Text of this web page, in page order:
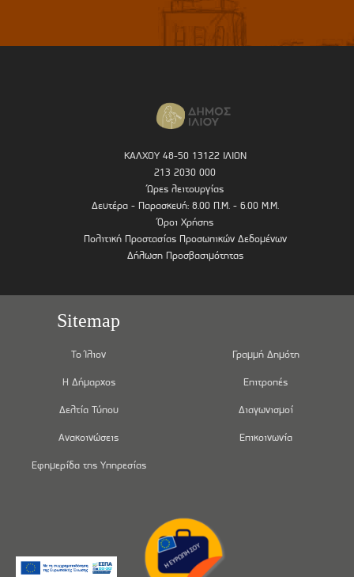
ΚΑΛΧΟΥ 48-50 13122 ΙΛΙΟΝ
213 2030 000
Ώρες λειτουργίας
Δευτέρα - Παρασκευή: 8.00 Π.Μ. - 6.00 Μ.Μ.
Όροι Χρήσης
Πολιτική Προστασίας Προσωπικών Δεδομένων
Δήλωση Προσβασιμότητας
Sitemap
Το Ίλιον
Η Δήμαρχος
Δελτία Τύπου
Ανακοινώσεις
Εφημερίδα της Υπηρεσίας
Γραμμή Δημότη
Επιτροπές
Διαγωνισμοί
Επικοινωνία